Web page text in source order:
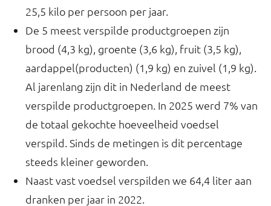
25,5 kilo per persoon per jaar.
De 5 meest verspilde productgroepen zijn
brood (4,3 kg), groente (3,6 kg), fruit (3,5 kg),
aardappel(producten) (1,9 kg) en zuivel (1,9 kg).
Al jarenlang zijn dit in Nederland de meest
verspilde productgroepen. In 2025 werd 7% van
de totaal gekochte hoeveelheid voedsel
verspild. Sinds de metingen is dit percentage
steeds kleiner geworden.
Naast vast voedsel verspilden we 64,4 liter aan
dranken per jaar in 2022.